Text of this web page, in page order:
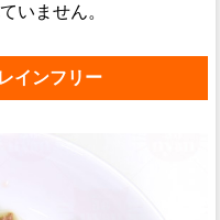
いません。
インフリー